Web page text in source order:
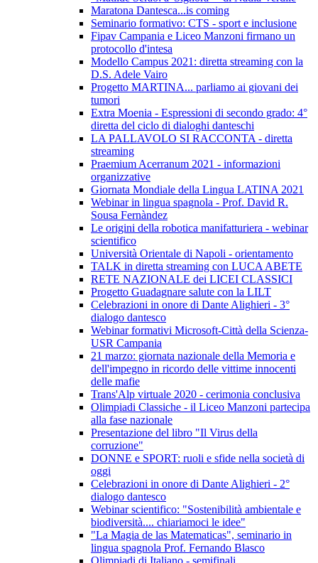
Maratona Dantesca...is coming
Seminario formativo: CTS - sport e inclusione
Fipav Campania e Liceo Manzoni firmano un
protocollo d'intesa
Modello Campus 2021: diretta streaming con la
D.S. Adele Vairo
Progetto MARTINA... parliamo ai giovani dei
tumori
Extra Moenia - Espressioni di secondo grado: 4°
diretta del ciclo di dialoghi danteschi
LA PALLAVOLO SI RACCONTA - diretta
streaming
Praemium Acerranum 2021 - informazioni
organizzative
Giornata Mondiale della Lingua LATINA 2021
Webinar in lingua spagnola - Prof. David R.
Sousa Fernàndez
Le origini della robotica manifatturiera - webinar
scientifico
Università Orientale di Napoli - orientamento
TALK in diretta streaming con LUCA ABETE
RETE NAZIONALE dei LICEI CLASSICI
Progetto Guadagnare salute con la LILT
Celebrazioni in onore di Dante Alighieri - 3°
dialogo dantesco
Webinar formativi Microsoft-Città della Scienza-
USR Campania
21 marzo: giornata nazionale della Memoria e
dell'impegno in ricordo delle vittime innocenti
delle mafie
Trans'Alp virtuale 2020 - cerimonia conclusiva
Olimpiadi Classiche - il Liceo Manzoni partecipa
alla fase nazionale
Presentazione del libro "Il Virus della
corruzione"
DONNE e SPORT: ruoli e sfide nella società di
oggi
Celebrazioni in onore di Dante Alighieri - 2°
dialogo dantesco
Webinar scientifico: "Sostenibilità ambientale e
biodiversità.... chiariamoci le idee"
"La Magia de las Matematicas", seminario in
lingua spagnola Prof. Fernando Blasco